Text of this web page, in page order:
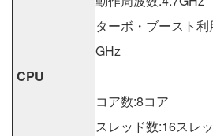
CPU
ターボ・ブースト
GHz
コア数:8コア
スレッド数:16スレ